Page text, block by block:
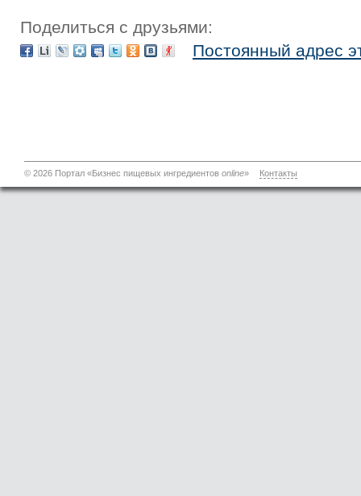
Поделиться с друзьями:
Постоянный адрес
© 2026 Портал «Бизнес пищевых ингредиентов online» Контакты